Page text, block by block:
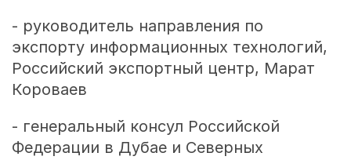
- руководитель направления по
экспорту информационных технологий,
Российский экспортный центр, Марат
Короваев
- генеральный консул Российской
Федерации в Дубае и Северных